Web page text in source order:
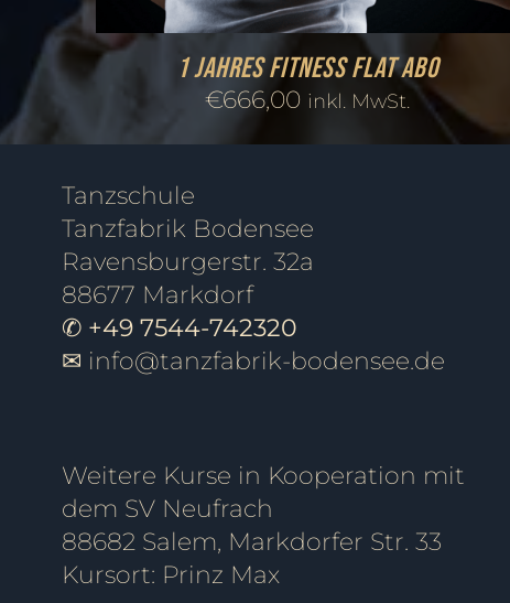
1 Jahres Fitness FLAT Abo
€666,00 inkl. MwSt.
Tanzschule
Tanzfabrik Bodensee
Ravensburgerstr. 32a
88677 Markdorf
✆ +49 7544-742320
✉ info@tanzfabrik-bodensee.de
Weitere Kurse in Kooperation mit
dem SV Neufrach
88682 Salem, Markdorfer Str. 33
Kursort: Prinz Max